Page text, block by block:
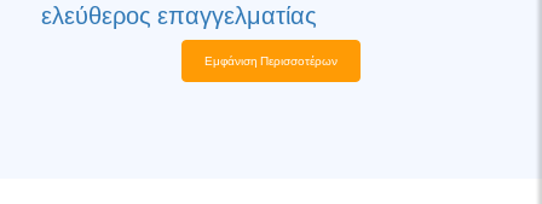
ελεύθερος επαγγελματίας
Εμφάνιση Περισσοτέρων